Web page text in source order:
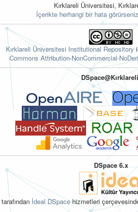
Kırklareli Üniversitesi,
İçerikte herhangi bir hata
Kırklareli Üniversitesi Institutional Repository
Commons Attribution-NonCommercial-
DSpace@Kırklareli
DSpace 6.x
tarafından İdeal DSpacehizmetleri